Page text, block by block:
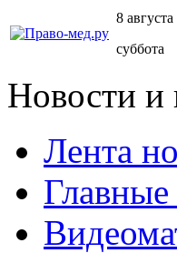
8 августа
суббота
Новости и
Лента